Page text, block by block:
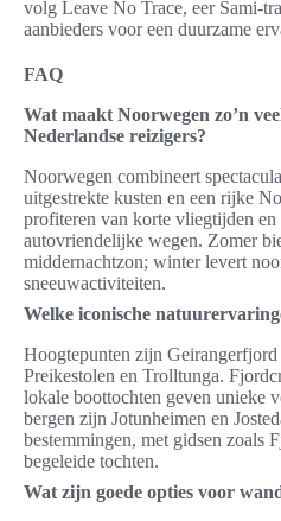
volg Leave No Trace, eer Sami-
aanbieders voor een duurzame
FAQ
Wat maakt Noorwegen zo’n
Nederlandse reizigers?
Noorwegen combineert
uitgestrekte kusten en een rijke
profiteren van korte vliegtijden
autovriendelijke wegen. Zomer
middernachtzon; winter levert
sneeuwactiviteiten.
Welke iconische
Hoogtepunten zijn
Preikestolen en Trolltunga.
lokale boottochten geven unieke
bergen zijn Jotunheimen en
bestemmingen, met gidsen zoals
begeleide tochten.
Wat zijn goede opties voor